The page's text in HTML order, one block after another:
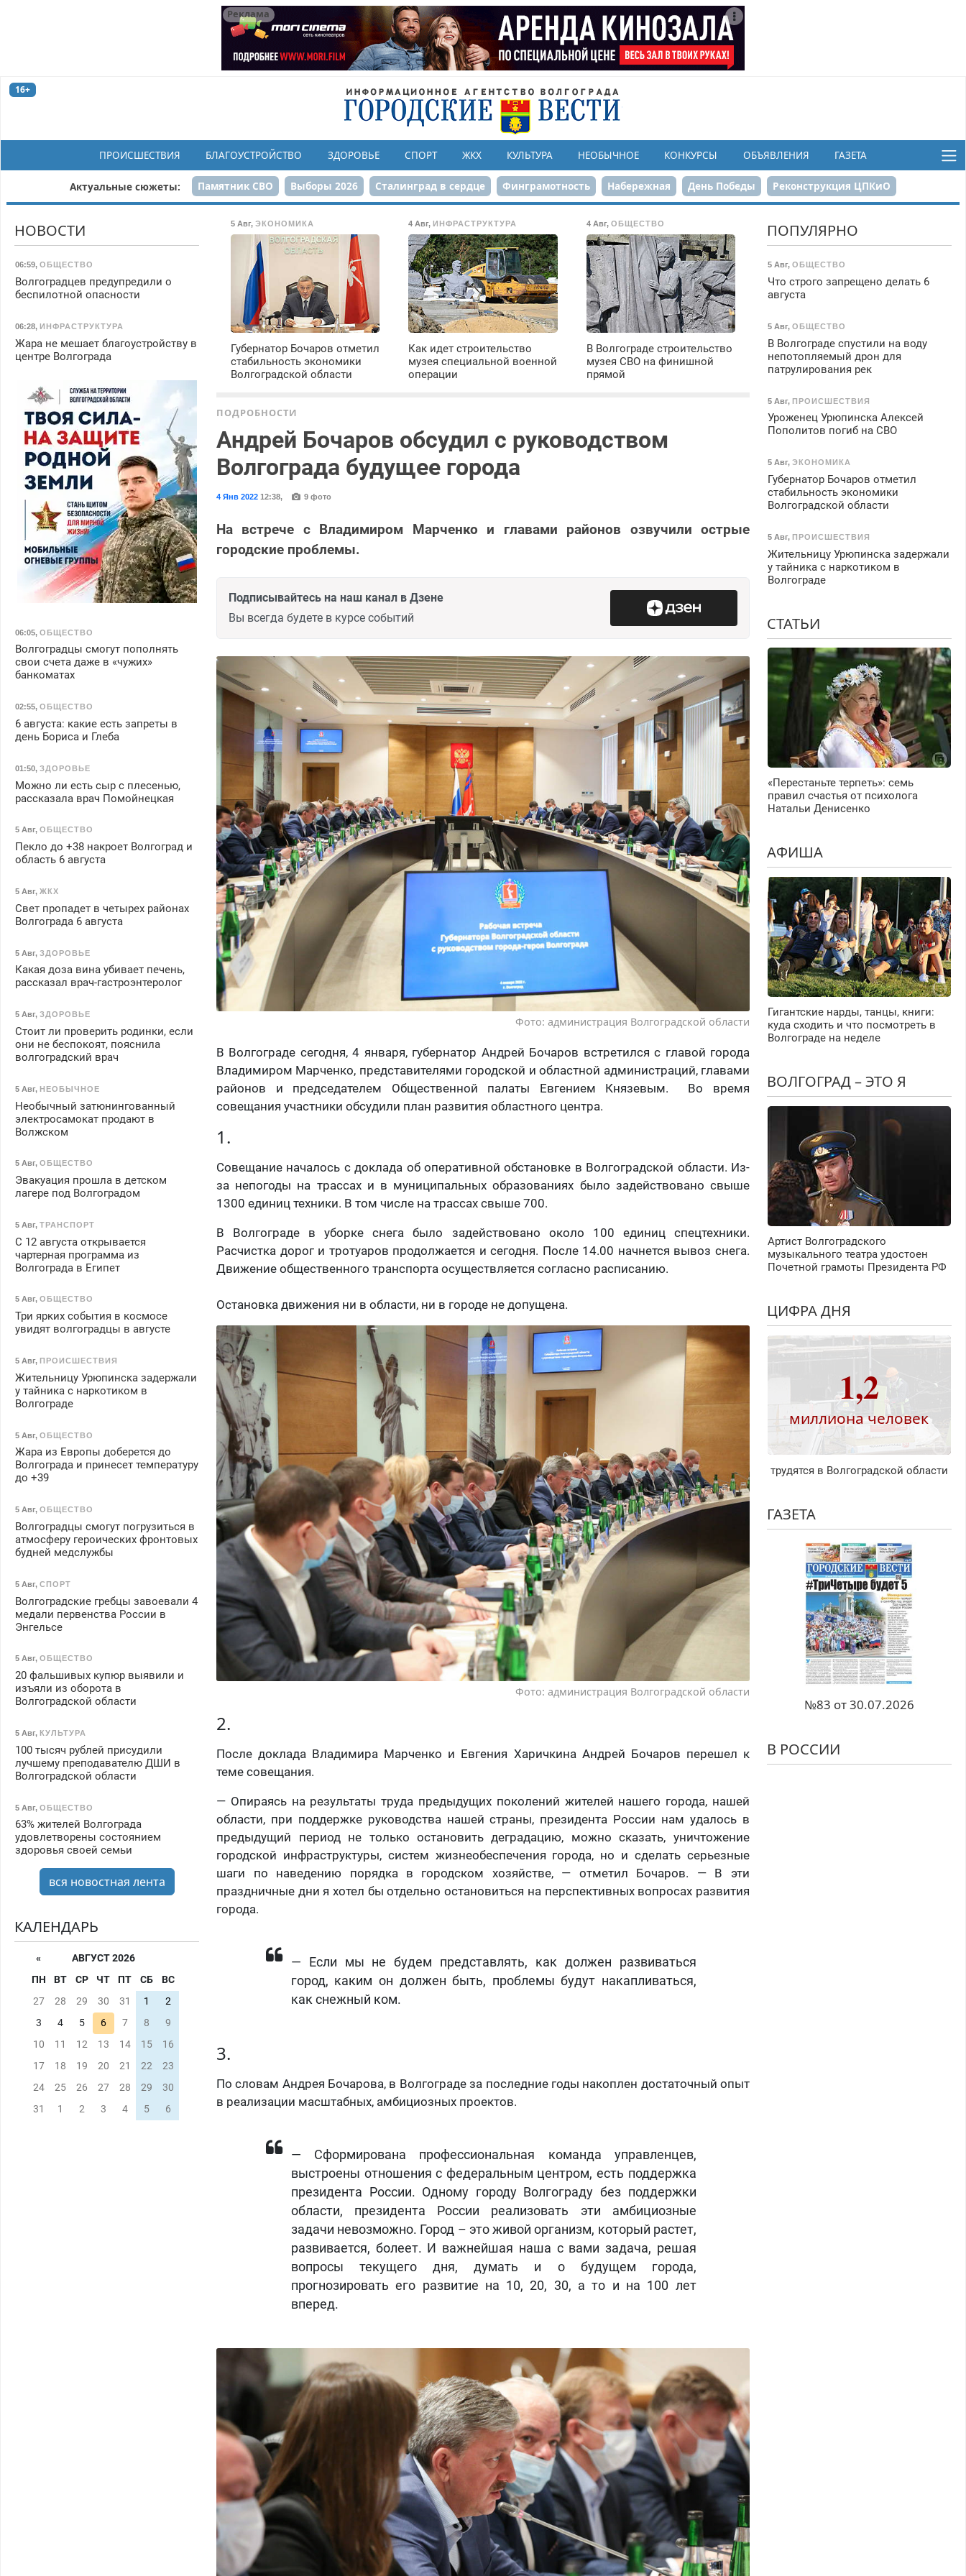
Реклама
16+
ПРОИСШЕСТВИЯ БЛАГОУСТРОЙСТВО ЗДОРОВЬЕ СПОРТ ЖКХ КУЛЬТУРА НЕОБЫЧНОЕ КОНКУРСЫ ОБЪЯВЛЕНИЯ ГАЗЕТА
Актуальные сюжеты: Памятник СВО Выборы 2026 Сталинград в сердце Финграмотность Набережная День Победы Реконструкция ЦПКиО
80-летие Победы Парк Героев-летчиков
5 Авг,ЭКОНОМИКА
Губернатор Бочаров отметил
стабильность экономики
Волгоградской области
4 Авг, ИНФРАСТРУКТУРА
Как идет строительство
музея специальной военной
операции
4 Авг, ОБЩЕСТВО
В Волгограде строительство
музея СВО на финишной
прямой
ПОДРОБНОСТИ
Андрей Бочаров обсудил с руководством
Волгограда будущее города
4 Янв 2022 12:38, 9 фото
На встрече с Владимиром Марченко и главами районов озвучили острые
городские проблемы.
Подписывайтесь на наш канал в Дзене
Вы всегда будете в курсе событий
Фото: администрация Волгоградской области
В Волгограде сегодня, 4 января, губернатор Андрей Бочаров встретился с главой города
Владимиром Марченко, представителями городской и областной администраций, главами
районов и председателем Общественной палаты Евгением Князевым. Во время
совещания участники обсудили план развития областного центра.
1.
Совещание началось с доклада об оперативной обстановке в Волгоградской области. Из-
за непогоды на трассах и в муниципальных образованиях было задействовано свыше
1300 единиц техники. В том числе на трассах свыше 700.
В Волгограде в уборке снега было задействовано около 100 единиц спецтехники.
Расчистка дорог и тротуаров продолжается и сегодня. После 14.00 начнется вывоз снега.
Движение общественного транспорта осуществляется согласно расписанию.
Остановка движения ни в области, ни в городе не допущена.
Фото: администрация Волгоградской области
2.
После доклада Владимира Марченко и Евгения Харичкина Андрей Бочаров перешел к
теме совещания.
— Опираясь на результаты труда предыдущих поколений жителей нашего города, нашей
области, при поддержке руководства нашей страны, президента России нам удалось в
предыдущий период не только остановить деградацию, можно сказать, уничтожение
городской инфраструктуры, систем жизнеобеспечения города, но и сделать серьезные
шаги по наведению порядка в городском хозяйстве, — отметил Бочаров. — В эти
праздничные дни я хотел бы отдельно остановиться на перспективных вопросах развития
города.
— Если мы не будем представлять, как должен развиваться
город, каким он должен быть, проблемы будут накапливаться,
как снежный ком.
3.
По словам Андрея Бочарова, в Волгограде за последние годы накоплен достаточный опыт
в реализации масштабных, амбициозных проектов.
— Сформирована профессиональная команда управленцев,
выстроены отношения с федеральным центром, есть поддержка
президента России. Одному городу Волгограду без поддержки
области, президента России реализовать эти амбициозные
задачи невозможно. Город – это живой организм, который растет,
развивается, болеет. И важнейшая наша с вами задача, решая
вопросы текущего дня, думать и о будущем города,
прогнозировать его развитие на 10, 20, 30, а то и на 100 лет
вперед.
НОВОСТИ
06:59, ОБЩЕСТВО
Волгоградцев предупредили о
беспилотной опасности
06:28, ИНФРАСТРУКТУРА
Жара не мешает благоустройству в
центре Волгограда
06:05, ОБЩЕСТВО
Волгоградцы смогут пополнять
свои счета даже в «чужих»
банкоматах
02:55, ОБЩЕСТВО
6 августа: какие есть запреты в
день Бориса и Глеба
01:50, ЗДОРОВЬЕ
Можно ли есть сыр с плесенью,
рассказала врач Помойнецкая
5 Авг, ОБЩЕСТВО
Пекло до +38 накроет Волгоград и
область 6 августа
5 Авг, ЖКХ
Свет пропадет в четырех районах
Волгограда 6 августа
5 Авг, ЗДОРОВЬЕ
Какая доза вина убивает печень,
рассказал врач-гастроэнтеролог
5 Авг, ЗДОРОВЬЕ
Стоит ли проверить родинки, если
они не беспокоят, пояснила
волгоградский врач
5 Авг, НЕОБЫЧНОЕ
Необычный затюнингованный
электросамокат продают в
Волжском
5 Авг, ОБЩЕСТВО
Эвакуация прошла в детском
лагере под Волгоградом
5 Авг, ТРАНСПОРТ
С 12 августа открывается
чартерная программа из
Волгограда в Египет
5 Авг, ОБЩЕСТВО
Три ярких события в космосе
увидят волгоградцы в августе
5 Авг, ПРОИСШЕСТВИЯ
Жительницу Урюпинска задержали
у тайника с наркотиком в
Волгограде
5 Авг, ОБЩЕСТВО
Жара из Европы доберется до
Волгограда и принесет температуру
до +39
5 Авг, ОБЩЕСТВО
Волгоградцы смогут погрузиться в
атмосферу героических фронтовых
будней медслужбы
5 Авг, СПОРТ
Волгоградские гребцы завоевали 4
медали первенства России в
Энгельсе
5 Авг, ОБЩЕСТВО
20 фальшивых купюр выявили и
изъяли из оборота в
Волгоградской области
5 Авг, КУЛЬТУРА
100 тысяч рублей присудили
лучшему преподавателю ДШИ в
Волгоградской области
5 Авг, ОБЩЕСТВО
63% жителей Волгограда
удовлетворены состоянием
здоровья своей семьи
вся новостная лента
КАЛЕНДАРЬ
«
АВГУСТ 2026
ПН
ВТ СР ЧТ ПТ СБ
ВС
27
28 29 30 31 1
2
3
4 5 6 7 8
9
10
11 12 13 14 15
16
17
18 19 20 21 22
23
24
25 26 27 28 29
30
31
1 2 3 4 5 6
ПОПУЛЯРНО
5 Авг, ОБЩЕСТВО
Что строго запрещено делать 6
августа
5 Авг, ОБЩЕСТВО
В Волгограде спустили на воду
непотопляемый дрон для
патрулирования рек
5 Авг, ПРОИСШЕСТВИЯ
Уроженец Урюпинска Алексей
Пополитов погиб на СВО
5 Авг, ЭКОНОМИКА
Губернатор Бочаров отметил
стабильность экономики
Волгоградской области
5 Авг, ПРОИСШЕСТВИЯ
Жительницу Урюпинска задержали
у тайника с наркотиком в
Волгограде
СТАТЬИ
«Перестаньте терпеть»: семь
правил счастья от психолога
Натальи Денисенко
АФИША
Гигантские нарды, танцы, книги:
куда сходить и что посмотреть в
Волгограде на неделе
ВОЛГОГРАД – ЭТО Я
Артист Волгоградского
музыкального театра удостоен
Почетной грамоты Президента РФ
ЦИФРА ДНЯ
1,2
миллиона человек
трудятся в Волгоградской области
ГАЗЕТА
№83 от 30.07.2026
В РОССИИ